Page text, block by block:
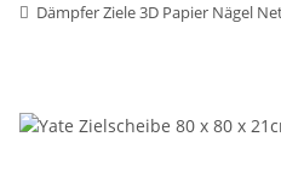
Dämpfer Ziele 3D Papier Nägel